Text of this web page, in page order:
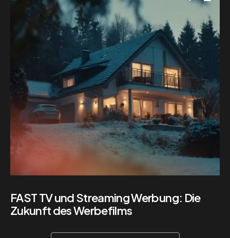
FAST TV und Streaming Werbung: Die
Zukunft des Werbefilms